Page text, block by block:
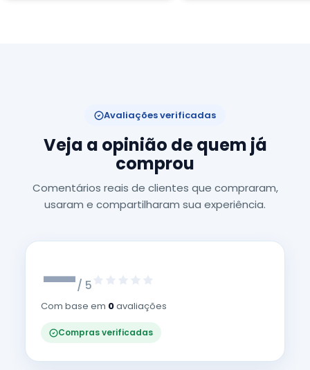
Avaliações verificadas
Veja a opinião de quem já
comprou
Comentários reais de clientes que compraram,
usaram e compartilharam sua experiência.
—/ 5
Com base em 0avaliações
Compras verificadas